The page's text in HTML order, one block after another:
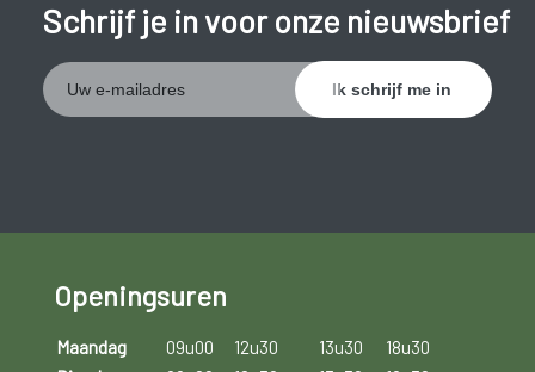
Schrijf je in voor onze nieuwsbrief
Openingsuren
Maandag 09u00 12u30 13u30
18u30